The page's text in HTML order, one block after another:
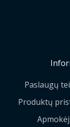
Paslaugų
Produktų